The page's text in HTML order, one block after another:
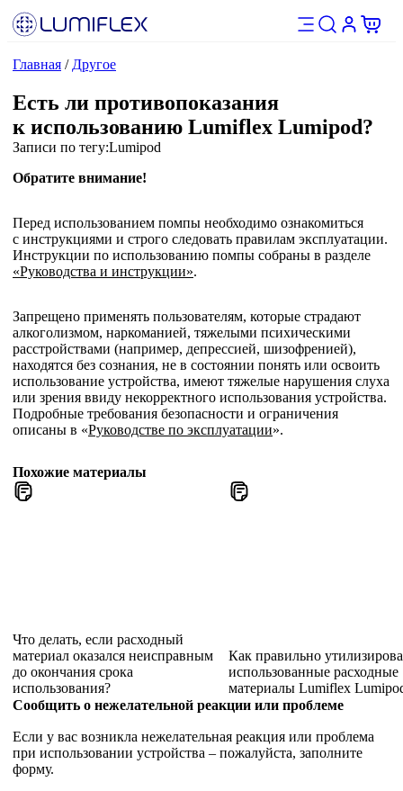
Главная / Другое
Есть ли противопоказания
к использованию Lumiflex Lumipod?
Записи по тегу:Lumipod
Обратите внимание!
Перед использованием помпы необходимо ознакомиться
с инструкциями и строго следовать правилам эксплуатации.
Инструкции по использованию помпы собраны в разделе
«Руководства и инструкции».
Запрещено применять пользователям, которые страдают
алкоголизмом, наркоманией, тяжелыми психическими
расстройствами (например, депрессией, шизофренией),
находятся без сознания, не в состоянии понять или освоить
использование устройства, имеют тяжелые нарушения слуха
или зрения ввиду некорректного использования устройства.
Подробные требования безопасности и ограничения
описаны в «Руководстве по эксплуатации».
Похожие материалы
Что делать, если расходный
материал оказался неисправным
до окончания срока
использования?
Как правильно
использованные расходные
материалы Lumiflex
Сообщить о нежелательной реакции или проблеме
Если у вас возникла нежелательная реакция или проблема
при использовании устройства – пожалуйста, заполните
форму.